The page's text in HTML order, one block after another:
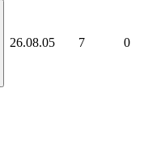
26.08.05 7 0